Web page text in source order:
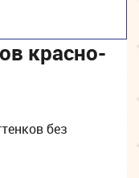
красно-
без